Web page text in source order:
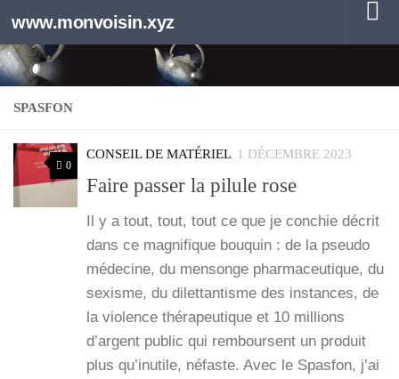
Au dessous du contenu
www.monvoisin.xyz
SPASFON
0
CONSEIL DE MATÉRIEL 1 DÉCEMBRE 2023
Faire passer la pilule rose
Il y a tout, tout, tout ce que je conchie décrit
dans ce magni­fique bou­quin : de la pseu­do
méde­cine, du men­songe phar­ma­ceu­tique, du
sexisme, du dilet­tan­tisme des ins­tances, de
la vio­lence thé­ra­peu­tique et 10 mil­lions
d’argent public qui rem­boursent un pro­duit
plus qu’i­nu­tile, néfaste. Avec le Spas­fon, j’ai